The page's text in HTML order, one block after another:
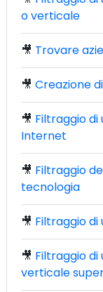
o verticale
🎥 Trovare
🎥 Creazione
🎥 Filtraggio
Internet
🎥 Filtraggio
tecnologia
🎥 Filtraggio
🎥 Filtraggio
verticale